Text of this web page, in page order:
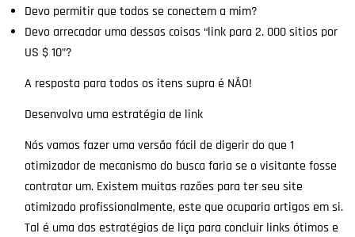
Devo permitir que todos se conectem a mim?
Devo arrecadar uma dessas coisas “link para 2. 000 sitios por
US $ 10”?
A resposta para todos os itens supra é NÃO!
Desenvolva uma estratégia de link
Nós vamos fazer uma versão fácil de digerir do que 1
otimizador de mecanismo do busca faria se o visitante fosse
contratar um. Existem muitas razões para ter seu site
otimizado profissionalmente, este que ocuparia artigos em si.
Tal é uma das estratégias de liça para concluir links ótimos e